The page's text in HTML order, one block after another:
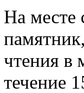
На месте
чтения в
течение